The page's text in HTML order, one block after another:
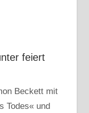
feiert
Beckett mit
Todes« und